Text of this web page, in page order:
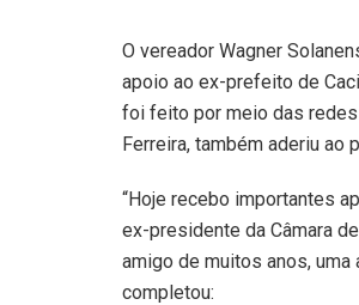
O vereador Wagner
apoio ao ex-prefeito de
foi feito por meio das
Ferreira, também aderiu ao
“Hoje recebo importantes
ex-presidente da Câmara
amigo de muitos anos, uma
completou: